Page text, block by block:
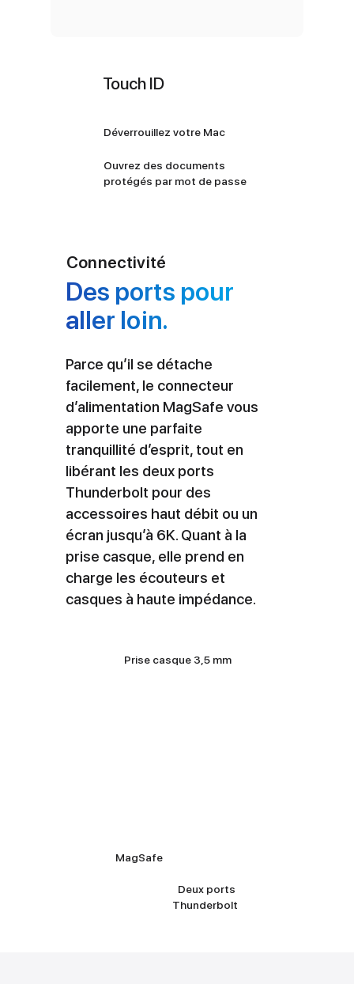
Touch ID
Déverrouillez votre Mac
Ouvrez des documents
protégés par mot de passe
Connectivité
Des ports pour
aller loin.
Parce qu’il se détache
facilement, le connec­teur
d’alimentation MagSafe vous
apporte une parfaite
tranquillité d’esprit, tout en
libérant les deux ports
Thunderbolt pour des
accessoires haut débit ou un
écran jusqu’à 6K. Quant à la
prise casque, elle prend en
charge les écou­teurs et
casques à haute impédance.
Prise casque 3,5 mm
MagSafe
Deux ports
Thunderbolt